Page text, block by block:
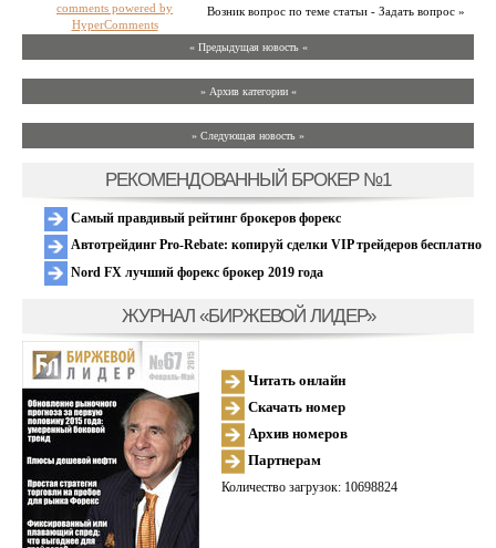
Возник вопрос по теме статьи - Задать вопрос »
comments powered by
HyperComments
« Предыдущая новость «
» Архив категории «
» Следующая новость »
РЕКОМЕНДОВАННЫЙ БРОКЕР №1
Самый правдивый рейтинг брокеров форекс
Автотрейдинг Pro-Rebate: копируй сделки VIP трейдеров бесплатно
Nord FX лучший форекс брокер 2019 года
ЖУРНАЛ «БИРЖЕВОЙ ЛИДЕР»
Читать онлайн
Скачать номер
Архив номеров
Партнерам
Количество загрузок: 10698824